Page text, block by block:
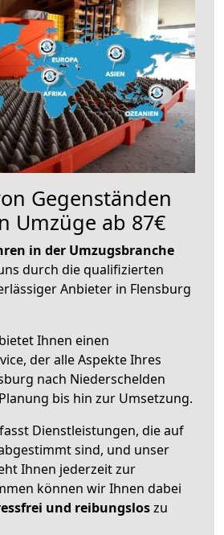
Gegenständen
Umzüge ab 87€
in der Umzugsbranche
durch die qualifizierten
Anbieter in Flensburg
bietet Ihnen einen
der alle Aspekte Ihres
nach Niederschelden
bis hin zur Umsetzung.
Dienstleistungen, die auf
sind, und unser
Ihnen jederzeit zur
können wir Ihnen dabei
und reibungsloszu